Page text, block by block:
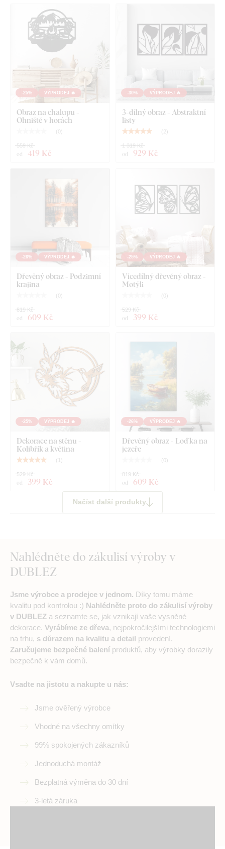
Deska splňujeevropský emisní standard E1 – je bezpečná a
vhodná do interiéru
(včetně dětského pokoje).
Co najdete v balení?
Dárek pro myslivce - Dřevěný obraz na zeď
-25% VÝPRODEJ 🔥
Obraz na chalupu -
Ohniště v horách
( 0)
od 419 Kč
559 Kč
-30% VÝPRODEJ 🔥
3-dílný obraz - Abstraktní
listy
( 2)
od 929 Kč
1 319 Kč
-26% VÝPRODEJ 🔥
Dřevěný obraz - Podzimní
krajina
( 0 )
od 609 Kč
819 Kč
-25% VÝPRODEJ 🔥
Vícedílný dřevěný obraz -
Motýli
( 0 )
od 399 Kč
529 Kč
-25% VÝPRODEJ 🔥
Dekorace na stěnu -
Kolibřík a květina
( 1 )
od 399 Kč
529 Kč
-26% VÝPRODEJ 🔥
Dřevěný obraz - Loďka na
jezeře
( 0)
od 609 Kč
819 Kč
Načíst další produkty
Nahlédněte do zákulisí výroby v
DUBLEZ
Jsme výrobce a prodejce v jednom. Díky tomu máme
kvalitu pod kontrolou :) Nahlédněte proto do zákulisí výroby
v DUBLEZ a seznamte se, jak vznikají vaše vysněné
dekorace. Vyrábíme ze dřeva, nejpokročilejšími technologiemi
na trhu, s důrazem na kvalitu a detail provedení.
Zaručujeme bezpečné balení produktů, aby výrobky dorazily
bezpečně k vám domů.
Vsadte na jistotu a nakupte u nás:
Jsme ověřený výrobce
Vhodné na všechny omítky
99% spokojených zákazníků
Jednoduchá montáž
Bezplatná výměna do 30 dní
3-letá záruka